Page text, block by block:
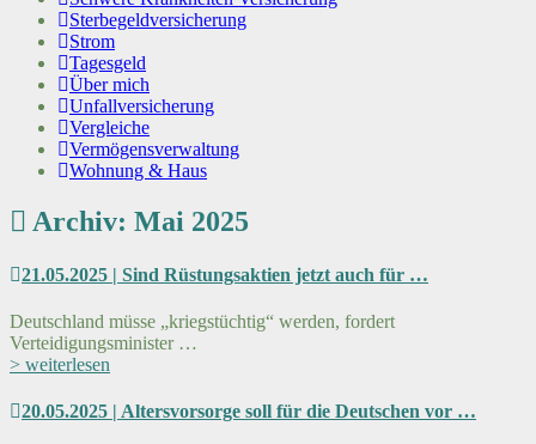
Sterbegeldversicherung
Strom
Tagesgeld
Über mich
Unfallversicherung
Vergleiche
Vermögensverwaltung
Wohnung & Haus
Archiv: Mai 2025
21.05.2025 | Sind Rüstungsaktien jetzt auch für …
Deutschland müsse „kriegstüchtig“ werden, fordert
Verteidigungsminister …
> weiterlesen
20.05.2025 | Altersvorsorge soll für die Deutschen vor …